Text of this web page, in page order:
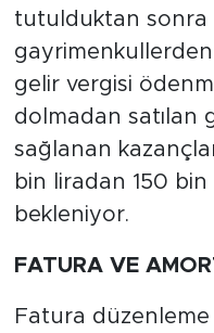
tutulduktan sonra
gelir vergisi
dolmadan satılan
sağlanan
bin liradan 150 bin
bekleniyor.
FATURA VE
Fatura düzenleme